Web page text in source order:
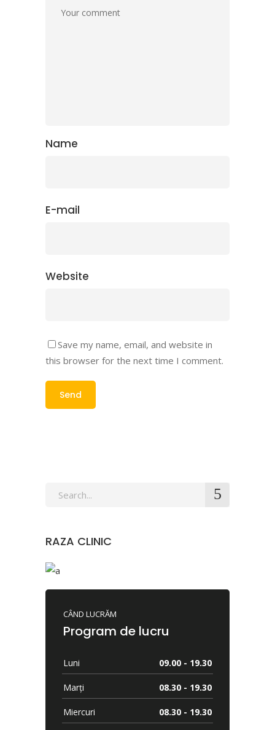
Name
E-mail
Website
Save my name, email, and website in
this browser for the next time I comment.
Search
RAZA CLINIC
CÂND LUCRĂM
Program de lucru
Luni 09.00 - 19.30
Marți 08.30 - 19.30
Miercuri 08.30 - 19.30